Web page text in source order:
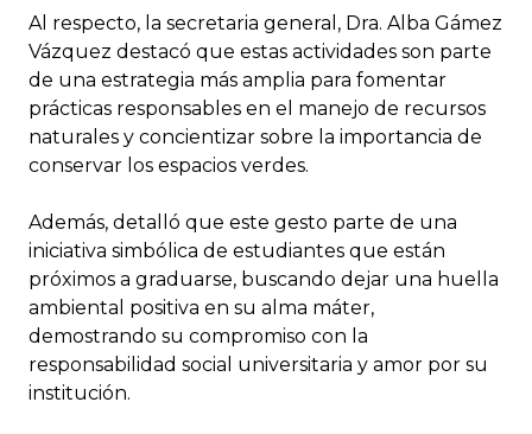
Al respecto, la secretaria general, Dra. Alba Gámez
Vázquez destacó que estas actividades son parte
de una estrategia más amplia para fomentar
prácticas responsables en el manejo de recursos
naturales y concientizar sobre la importancia de
conservar los espacios verdes.
Además, detalló que este gesto parte de una
iniciativa simbólica de estudiantes que están
próximos a graduarse, buscando dejar una huella
ambiental positiva en su alma máter,
demostrando su compromiso con la
responsabilidad social universitaria y amor por su
institución.